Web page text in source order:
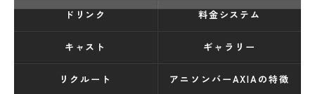
ドリンク 料金システム
キャスト ギャラリー
リクルート アニソンバーAXIAの特徴